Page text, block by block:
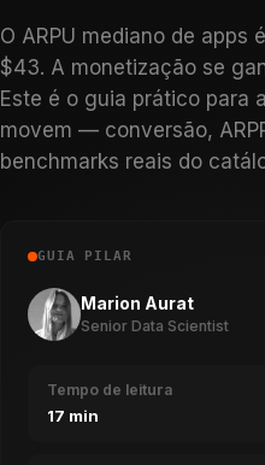
O ARPU mediano de apps
$43. A monetização se
Este é o guia prático para
movem — conversão,
benchmarks reais do
GUIA PILAR
Marion Aurat
Senior Data Scientist
Tempo de leitura
17 min